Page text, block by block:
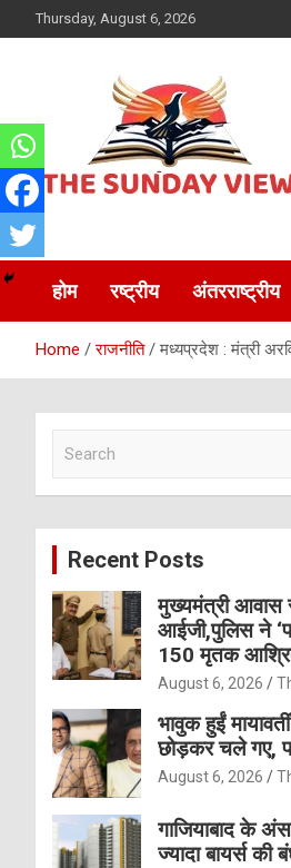
to
Thursday, August 6, 2026
The Sunday
होम रष्ट्रीय अंतरराष्ट्रीय
Home राजनीति मध्यप्रदेश : मंत्री
c
Recent Posts
मुख्यमंत्री आवास
आईजी,पुलिस ने
150 मृतक
August 6, 2026
भावुक हुईं
छोड़कर चले गए,
August 6, 2026
गाजियाबाद के
ज्यादा बायर्स की